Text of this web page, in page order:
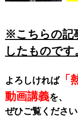
※こちらの記
したものです
よろしければ「
動画講義を、
ぜひご覧ください